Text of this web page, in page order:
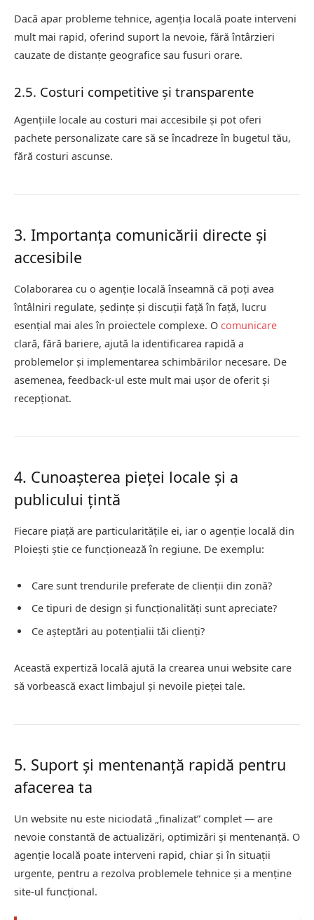
Dacă apar probleme tehnice, agenția locală poate interveni
mult mai rapid, oferind suport la nevoie, fără întârzieri
cauzate de distanțe geografice sau fusuri orare.
2.5. Costuri competitive și transparente
Agențiile locale au costuri mai accesibile și pot oferi
pachete personalizate care să se încadreze în bugetul tău,
fără costuri ascunse.
3. Importanța comunicării directe și
accesibile
Colaborarea cu o agenție locală înseamnă că poți avea
întâlniri regulate, ședințe și discuții față în față, lucru
esențial mai ales în proiectele complexe. O comunicare
clară, fără bariere, ajută la identificarea rapidă a
problemelor și implementarea schimbărilor necesare. De
asemenea, feedback-ul este mult mai ușor de oferit și
recepționat.
4. Cunoașterea pieței locale și a
publicului țintă
Fiecare piață are particularitățile ei, iar o agenție locală din
Ploiești știe ce funcționează în regiune. De exemplu:
Care sunt trendurile preferate de clienții din zonă?
Ce tipuri de design și funcționalități sunt apreciate?
Ce așteptări au potențialii tăi clienți?
Această expertiză locală ajută la crearea unui website care
să vorbească exact limbajul și nevoile pieței tale.
5. Suport și mentenanță rapidă pentru
afacerea ta
Un website nu este niciodată „finalizat” complet — are
nevoie constantă de actualizări, optimizări și mentenanță. O
agenție locală poate interveni rapid, chiar și în situații
urgente, pentru a rezolva problemele tehnice și a menține
site-ul funcțional.